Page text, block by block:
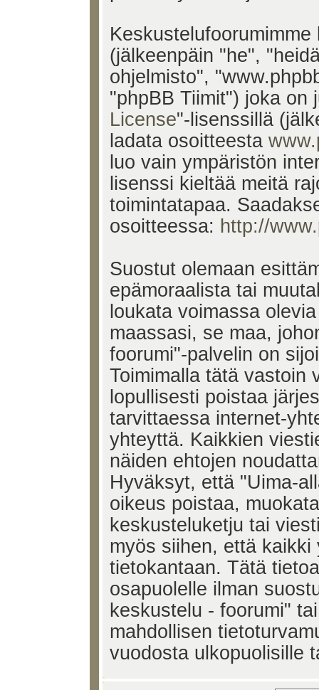
(jälkeenpäin "he",
ohjelmisto",
"phpBB Tiimit") joka on
License"-lisenssillä
ladata osoitteesta
luo vain ympäristön
lisenssi kieltää meitä
toimintatapaa.
osoitteessa: http://
Suostut olemaan
epämoraalista tai
loukata voimassa
maassasi, se maa,
foorumi"-palvelin on
Toimimalla tätä vastoin
lopullisesti poistaa
tarvittaessa internet-
yhteyttä. Kaikkien
näiden ehtojen
Hyväksyt, että "Uima-
oikeus poistaa,
keskusteluketju tai
myös siihen, että
tietokantaan. Tätä
osapuolelle ilman
keskustelu - foorumi"
mahdollisen
vuodosta ulkopuolisille